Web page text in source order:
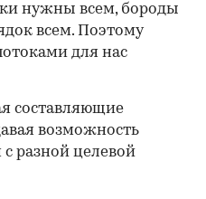
нужны всем, бороды
всем. Поэтому
для нас
составляющие
возможность
разной целевой